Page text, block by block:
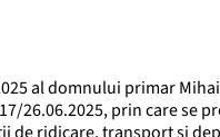
al domnului primar
26.06.2025, prin care se